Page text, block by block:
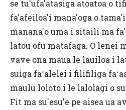
se tu'ufa'atasiga atoatoa o
fa'afeiloa'i mana'oga o
manana'o uma i sitaili ma
latou ofu matafaga. O lenei
vave ona maua le lauiloa i
suiga faʻalelei i filifiliga
maulu loloto i le lalolagi o
Fit ma su'esu'e pe aisea ua